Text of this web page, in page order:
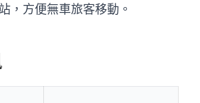
，方便無車旅客移動。